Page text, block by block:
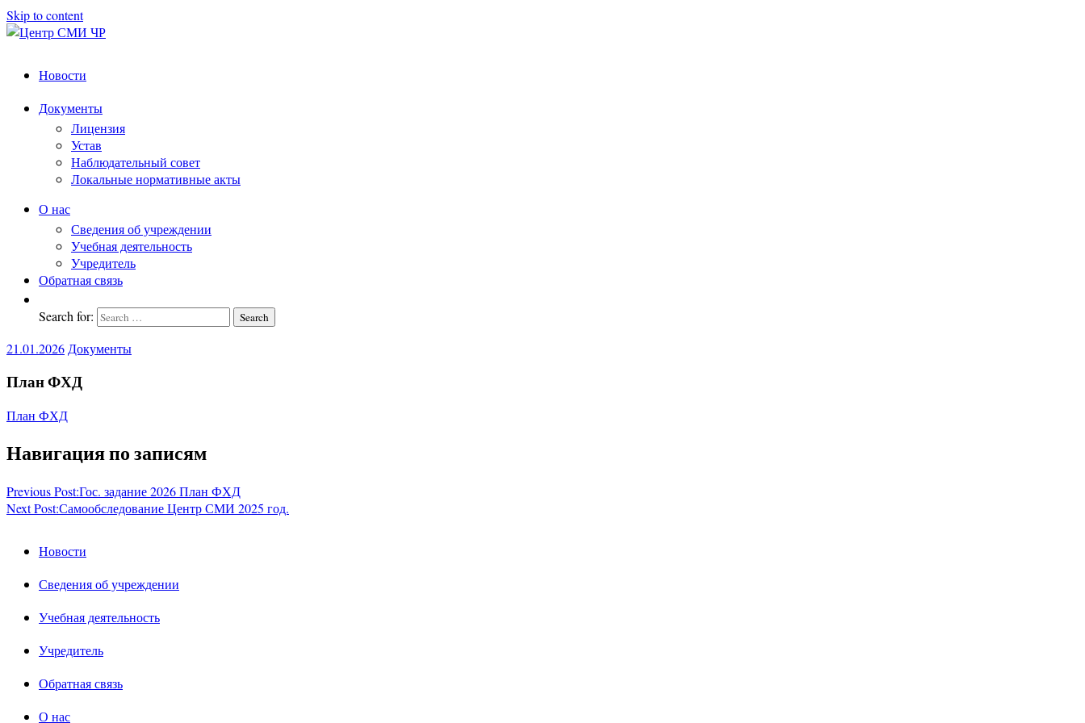
Skip to content
СМИ
работников
Новости
Документы
Лицензия
Устав
Наблюдательный совет
Локальные нормативные акты
О нас
Сведения об учреждении
Учебная деятельность
Учредитель
Обратная связь
Search for: Search
21.01.2026 Документы
План ФХД
План ФХД
Навигация по записям
Previous Post:Гос. задание 2026 План ФХД
Next Post:Самообследование Центр СМИ 2025 год.
Новости
Сведения об учреждении
Учебная деятельность
Учредитель
Обратная связь
О нас